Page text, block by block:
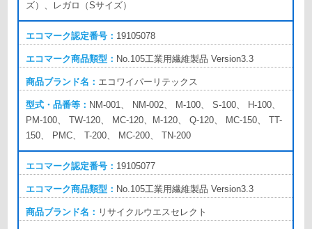
ズ）、レガロ（Sサイズ）
19105078
No.105工業用繊維製品 Version3.3
エコワイパー リテックス
NM-001、 NM-002、 M-100、 S-100、 H-100、
PM-100、 TW-120、 MC-120、M-120、 Q-120、 MC-150、 TT-
150、 PMC、 T-200、 MC-200、 TN-200
19105077
No.105工業用繊維製品 Version3.3
リサイクルウエスセレクト